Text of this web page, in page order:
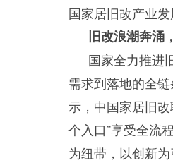
国家居旧改产业发
旧改浪潮奔涌
国家全力推进
需求到落地的全
示，中国家居旧
个入口”享受全流
为纽带，以创新